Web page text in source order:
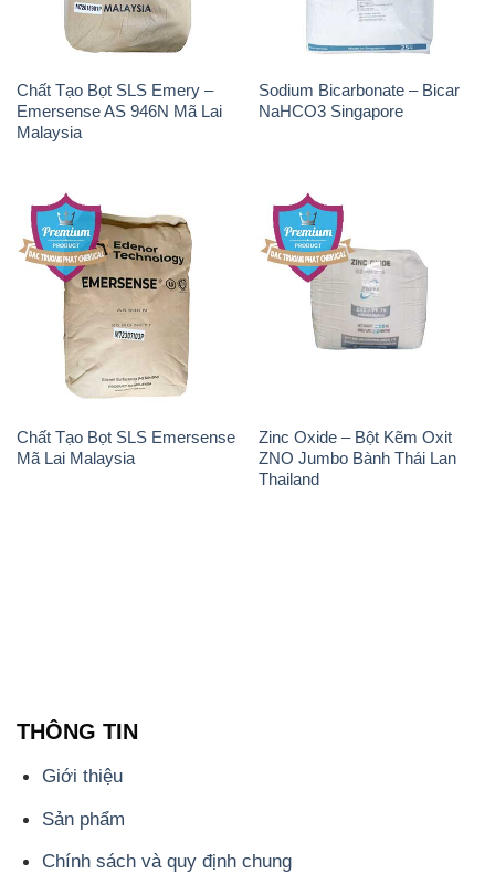
Chất Tạo Bọt SLS Emery –
Emersense AS 946N Mã Lai
Malaysia
Sodium Bicarbonate – Bicar
NaHCO3 Singapore
Chất Tạo Bọt SLS Emersense
Mã Lai Malaysia
Zinc Oxide – Bột Kẽm Oxit
ZNO Jumbo Bành Thái Lan
Thailand
THÔNG TIN
Giới thiệu
Sản phẩm
Chính sách và quy định chung